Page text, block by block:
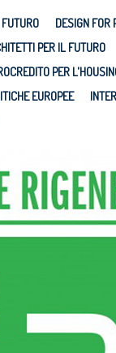
DESIGN FOR
PER IL FUTURO
PER
EUROPEE